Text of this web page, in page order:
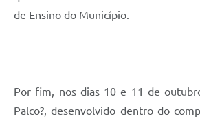
de Ensino do Município.
Por fim, nos dias 10 e 11 de
Palco?, desenvolvido dentro do